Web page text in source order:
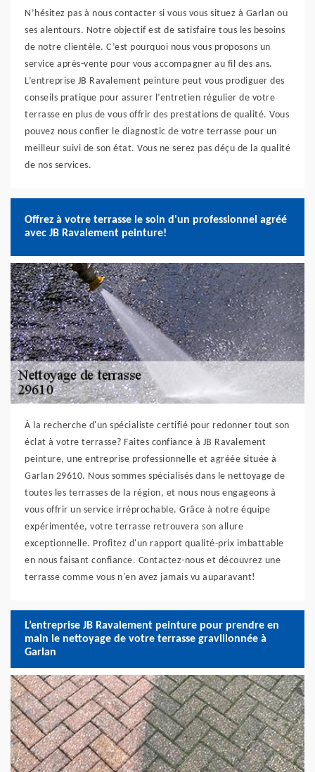
N’hésitez pas à nous contacter si vous vous situez à Garlan ou
ses alentours. Notre objectif est de satisfaire tous les besoins
de notre clientèle. C’est pourquoi nous vous proposons un
service après-vente pour vous accompagner au fil des ans.
L’entreprise JB Ravalement peinture peut vous prodiguer des
conseils pratique pour assurer l’entretien régulier de votre
terrasse en plus de vous offrir des prestations de qualité. Vous
pouvez nous confier le diagnostic de votre terrasse pour un
meilleur suivi de son état. Vous ne serez pas déçu de la qualité
de nos services.
Offrez à votre terrasse le soin d'un professionnel agréé
avec JB Ravalement peinture!
À la recherche d'un spécialiste certifié pour redonner tout son
éclat à votre terrasse? Faites confiance à JB Ravalement
peinture, une entreprise professionnelle et agréée située à
Garlan 29610. Nous sommes spécialisés dans le nettoyage de
toutes les terrasses de la région, et nous nous engageons à
vous offrir un service irréprochable. Grâce à notre équipe
expérimentée, votre terrasse retrouvera son allure
exceptionnelle. Profitez d'un rapport qualité-prix imbattable
en nous faisant confiance. Contactez-nous et découvrez une
terrasse comme vous n'en avez jamais vu auparavant!
L’entreprise JB Ravalement peinture pour prendre en
main le nettoyage de votre terrasse gravillonnée à
Garlan